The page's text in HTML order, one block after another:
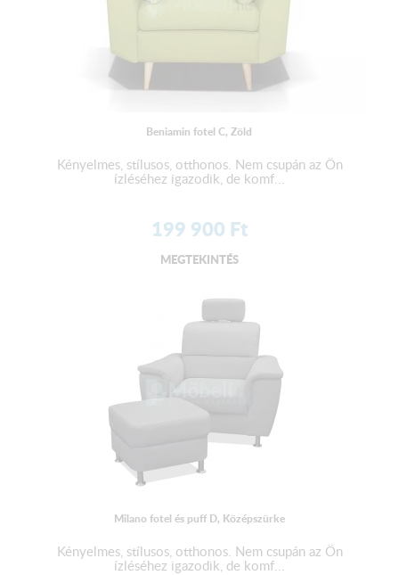
Beniamin fotel C, Zöld
Kényelmes, stílusos, otthonos. Nem csupán az Ön
ízléséhez igazodik, de komf...
199 900 Ft
MEGTEKINTÉS
Milano fotel és puff D, Középszürke
Kényelmes, stílusos, otthonos. Nem csupán az Ön
ízléséhez igazodik, de komf...